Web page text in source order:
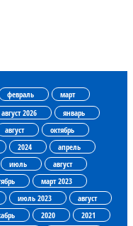
февраль
март
август 2026
январь
август
октябрь
2024
апрель
июль
август
март 2023
июль 2023
август
2020
2021